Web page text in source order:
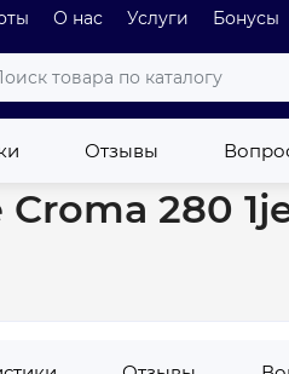
О нас Услуги Бонусы
Отзывы
9 л/мин, черный матовый
280